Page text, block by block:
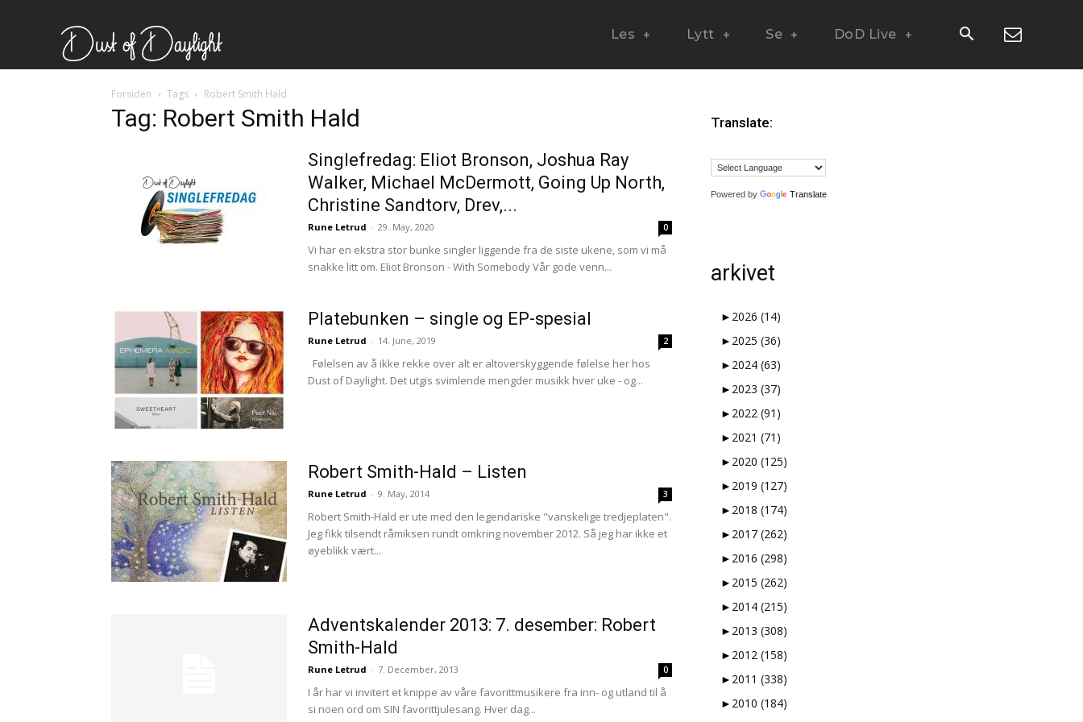
Ønsker du omtale på Dust of Daylight?
Les Lytt Se DoD Live
Forsiden Tags Robert Smith Hald
Tag: Robert Smith Hald
Singlefredag: Eliot Bronson, Joshua Ray
Walker, Michael McDermott, Going Up North,
Christine Sandtorv, Drev,...
Rune Letrud - 29. May, 2020 0
Vi har en ekstra stor bunke singler liggende fra de siste ukene, som vi må
snakke litt om. Eliot Bronson - With Somebody Vår gode venn...
Platebunken – single og EP-spesial
Rune Letrud - 14. June, 2019 2
Følelsen av å ikke rekke over alt er altoverskyggende følelse her hos
Dust of Daylight. Det utgis svimlende mengder musikk hver uke - og...
Robert Smith-Hald – Listen
Rune Letrud - 9. May, 2014 3
Robert Smith-Hald er ute med den legendariske "vanskelige tredjeplaten".
Jeg fikk tilsendt råmiksen rundt omkring november 2012. Så jeg har ikke et
øyeblikk vært...
Adventskalender 2013: 7. desember: Robert
Smith-Hald
Rune Letrud - 7. December, 2013 0
I år har vi invitert et knippe av våre favorittmusikere fra inn- og utland til å
si noen ord om SIN favorittjulesang. Hver dag...
Translate:
Powered by Translate
arkivet
► 2026 (14)
► 2025 (36)
► 2024 (63)
► 2023 (37)
► 2022 (91)
► 2021 (71)
► 2020 (125)
► 2019 (127)
► 2018 (174)
► 2017 (262)
► 2016 (298)
► 2015 (262)
► 2014 (215)
► 2013 (308)
► 2012 (158)
► 2011 (338)
► 2010 (184)